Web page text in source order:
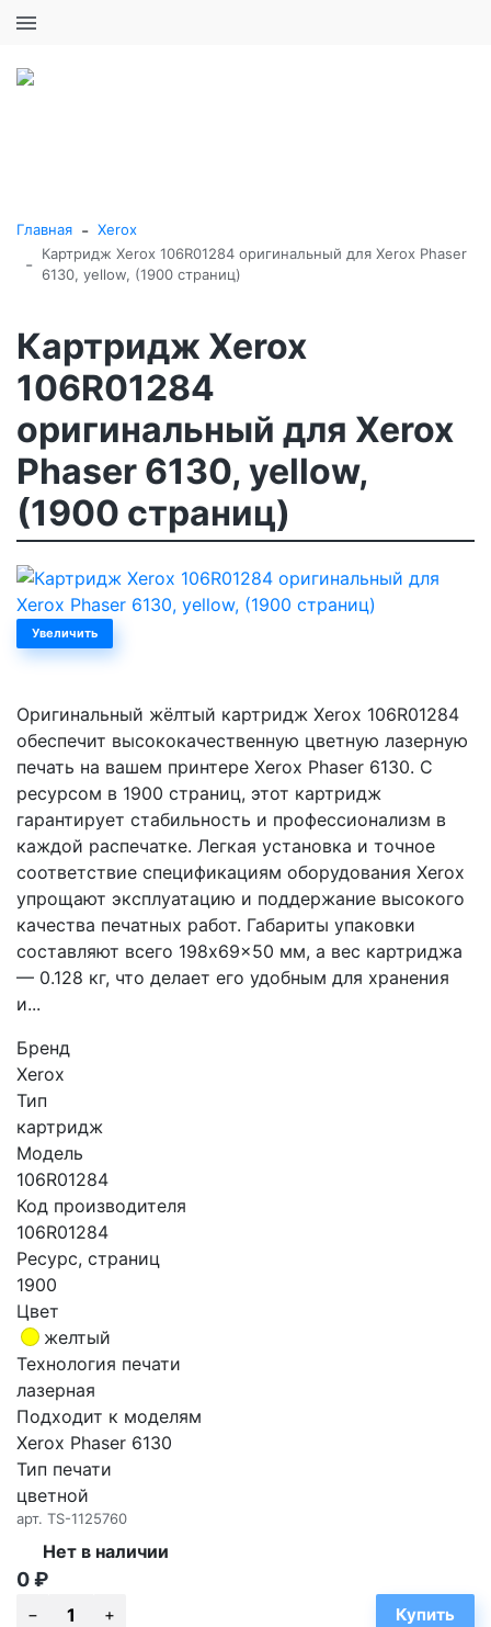
Главная - Xerox
-
Картридж Xerox 106R01284 оригинальный для Xerox Phaser
6130, yellow, (1900 страниц)
Картридж Xerox
106R01284
оригинальный для Xerox
Phaser 6130, yellow,
(1900 страниц)
Увеличить
Оригинальный жёлтый картридж Xerox 106R01284
обеспечит высококачественную цветную лазерную
печать на вашем принтере Xerox Phaser 6130. С
ресурсом в 1900 страниц, этот картридж
гарантирует стабильность и профессионализм в
каждой распечатке. Легкая установка и точное
соответствие спецификациям оборудования Xerox
упрощают эксплуатацию и поддержание высокого
качества печатных работ. Габариты упаковки
составляют всего 198x69x50 мм, а вес картриджа
— 0.128 кг, что делает его удобным для хранения
и...
Бренд
Xerox
Тип
картридж
Модель
106R01284
Код производителя
106R01284
Ресурс, страниц
1900
Цвет
желтый
Технология печати
лазерная
Подходит к моделям
Xerox Phaser 6130
Тип печати
цветной
арт. TS-1125760
Нет в наличии
0₽